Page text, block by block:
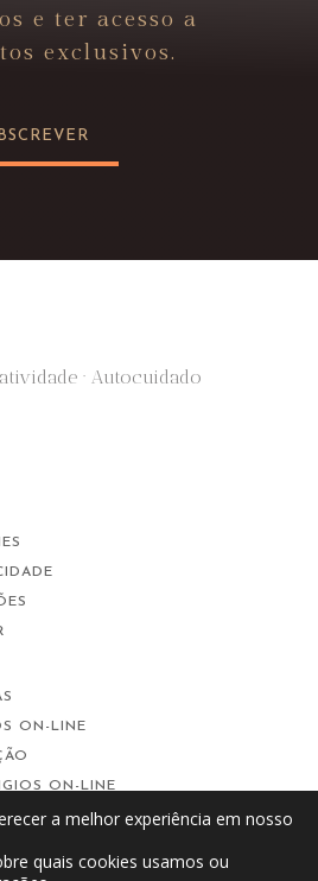
e ter acesso a
exclusivos.
· Autocuidado
ON-LINE
ON-LINE
a melhor experiência em nosso
quais cookies usamos ou